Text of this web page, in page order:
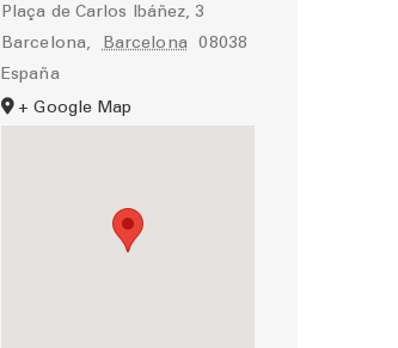
Plaça de Carlos Ibáñez, 3
Barcelona, Barcelona
08038
España
+ Google Map